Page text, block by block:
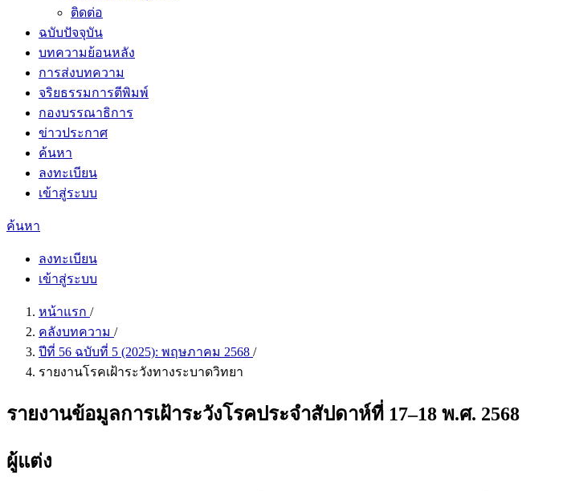
ติดต่อ
ฉบับปัจจุบัน
บทความย้อนหลัง
การส่งบทความ
จริยธรรมการตีพิมพ์
กองบรรณาธิการ
ข่าวประกาศ
ค้นหา
ลงทะเบียน
เข้าสู่ระบบ
ค้นหา
ลงทะเบียน
เข้าสู่ระบบ
หน้าแรก /
คลังบทความ /
ปีที่ 56 ฉบับที่ 5 (2025): พฤษภาคม 2568 /
รายงานโรคเฝ้าระวังทางระบาดวิทยา
รายงานข้อมูลการเฝ้าระวังโรคประจำสัปดาห์ที่ 17–18 พ.ศ. 2568
ผู้แต่ง